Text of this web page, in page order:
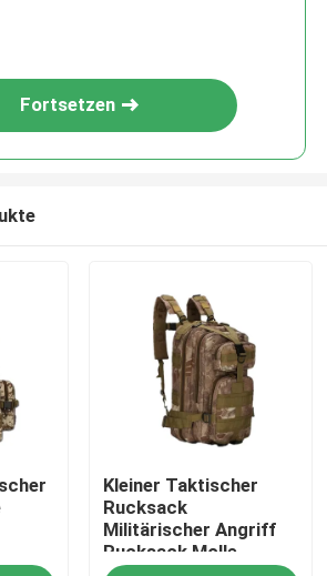
Fortsetzen
Kleiner Taktischer
Rucksack
Militärischer Angriff
Rucksack Molle